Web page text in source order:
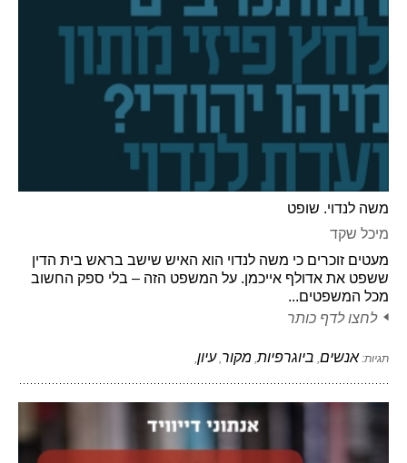
משה לנדוי. שופט
מיכל שקד
מעטים זוכרים כי משה לנדוי הוא האיש שישב בראש בית הדין
ששפט את אדולף אייכמן. על המשפט הזה – בלי ספק החשוב
מכל המשפטים...
לחצו לדף כותר
תגיות: אנשים, ביוגרפיות, מקור,עיון,